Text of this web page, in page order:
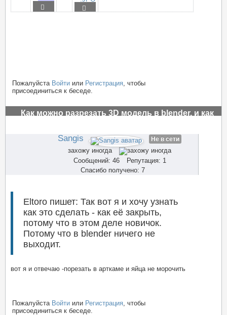
Пожалуйста Войти или Регистрация , чтобы
присоединиться к беседе.
Как можно разрезать 3D модель в blender, и как
Sangis Не в сети
захожу иногда
Сообщений: 46
Репутация: 1
Спасибо получено: 7
Eltoro пишет: Так вот я и хочу узнать
как это сделать - как её закрыть,
потому что в этом деле новичок.
Потому что в blender ничего не
выходит.
вот я и отвечаю -порезать в арткаме и яйца не морочить
Пожалуйста Войти или Регистрация , чтобы
присоединиться к беседе.